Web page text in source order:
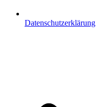
Datenschutzerklärung